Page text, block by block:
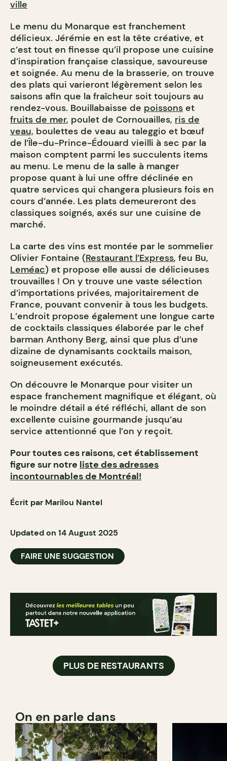
ville
Le menu du Monarque est franchement
délicieux. Jérémie en est la tête créative, et
c’est tout en finesse qu’il propose une cuisine
d’inspiration française classique, savoureuse
et soignée. Au menu de la brasserie, on trouve
des plats qui varieront légèrement selon les
saisons afin que la fraîcheur soit toujours au
rendez-vous. Bouillabaisse de poissons et
fruits de mer, poulet de Cornouailles, ris de
veau, boulettes de veau au taleggio et bœuf
de l’Île-du-Prince-Édouard vieilli à sec par la
maison comptent parmi les succulents items
au menu. Le menu de la salle à manger
propose quant à lui une offre déclinée en
quatre services qui changera plusieurs fois en
cours d’année. Les plats demeureront des
classiques soignés, axés sur une cuisine de
marché.
La carte des vins est montée par le sommelier
Olivier Fontaine (Restaurant l’Express, feu Bu,
Leméac) et propose elle aussi de délicieuses
trouvailles ! On y trouve une vaste sélection
d’importations privées, majoritairement de
France, pouvant convenir à tous les budgets.
L’endroit propose également une longue carte
de cocktails classiques élaborée par le chef
barman Anthony Berg, ainsi que plus d’une
dizaine de dynamisants cocktails maison,
soigneusement exécutés.
On découvre le Monarque pour visiter un
espace franchement magnifique et élégant, où
le moindre détail a été réfléchi, allant de son
excellente cuisine gourmande jusqu’au
service attentionné que l’on y reçoit.
Pour toutes ces raisons, cet établissement
figure sur notre liste des adresses
incontournables de Montréal!
Écrit par Marilou Nantel
Updated on 14 August 2025
FAIRE UNE SUGGESTION
PLUS DE RESTAURANTS
On en parle dans